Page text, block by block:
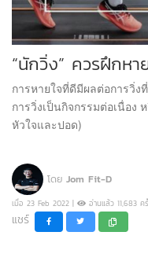
“นักวิ่ง” ควรฝึกหา
การหายใจที่ดีมีผลต่อการวิ่ง
การวิ่งเป็นกิจกรรมต่อเนื่อง
หัวใจและปอด)
โดย Jom Fit-D
เมื่อ 23 Feb 2022 | อ่านแล้ว 11,683 ค
แชร์